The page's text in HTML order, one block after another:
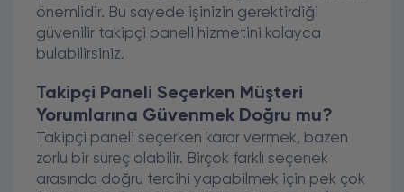
önemlidir. Bu sayede işinizin gerektirdiği
güvenilir takipçi paneli hizmetini kolayca
bulabilirsiniz.
Takipçi Paneli Seçerken Müşteri
Yorumlarına Güvenmek Doğru mu?
Takipçi paneli seçerken karar vermek, bazen
zorlu bir süreç olabilir. Birçok farklı seçenek
arasında doğru tercihi yapabilmek için pek çok